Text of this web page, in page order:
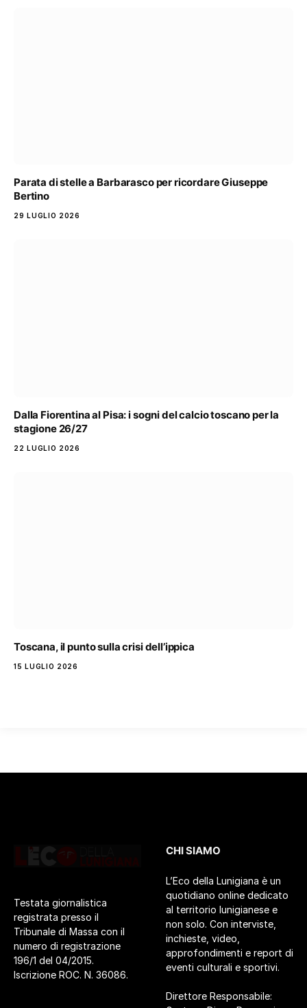
Parata di stelle a Barbarasco per ricordare Giuseppe
Bertino
29 LUGLIO 2026
Dalla Fiorentina al Pisa: i sogni del calcio toscano per la
stagione 26/27
22 LUGLIO 2026
Toscana, il punto sulla crisi dell’ippica
15 LUGLIO 2026
Testata giornalistica
registrata presso il
Tribunale di Massa con il
numero di registrazione
196/1 del 04/2015.
Iscrizione ROC. N. 36086.
CHI SIAMO
L’Eco della Lunigiana è un
quotidiano online dedicato
al territorio lunigianese e
non solo. Con interviste,
inchieste, video,
approfondimenti e report di
eventi culturali e sportivi.
Direttore Responsabile: